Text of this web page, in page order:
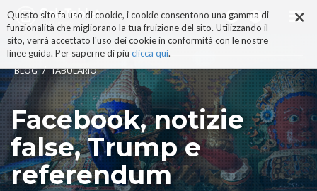
×
Questo sito fa uso di cookie, i cookie consentono una gamma di
funzionalità che migliorano la tua fruizione del sito. Utilizzando il
sito, verrà accettato l'uso dei cookie in conformità con le nostre
linee guida. Per saperne di più clicca qui.
ai
contenuti.
|
alla
navigazione
BLOG / TABULARIO
Facebook, notizie
false, Trump e
referendum